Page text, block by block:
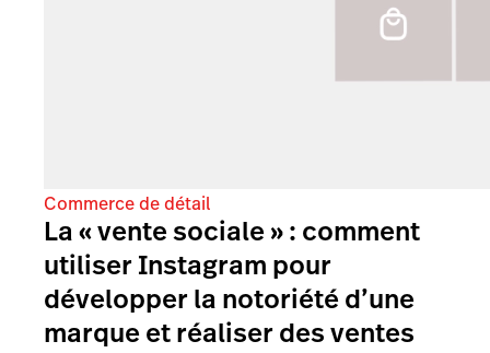
Commerce de détail
La « vente sociale » : comment
utiliser Instagram pour
développer la notoriété d’une
marque et réaliser des ventes